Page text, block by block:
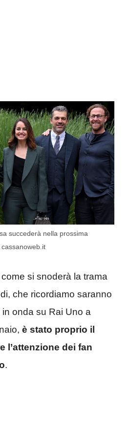
succederà nella prossima
si snoderà la trama
che ricordiamo saranno
onda su Rai Uno a
è stato proprio il
l’attenzione dei fan
.